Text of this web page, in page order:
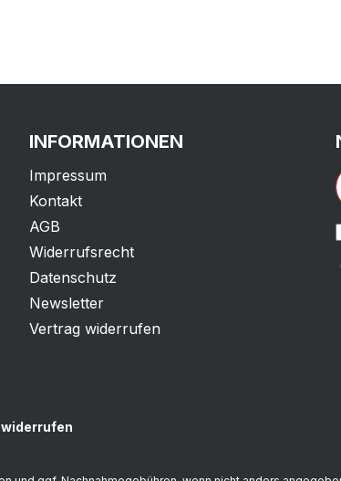
INFORMATIONEN
Impressum
Kontakt
AGB
Widerrufsrecht
Datenschutz
Newsletter
Vertrag widerrufen